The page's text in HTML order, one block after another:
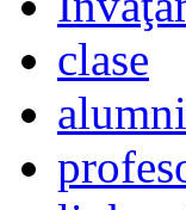
clase
alumni